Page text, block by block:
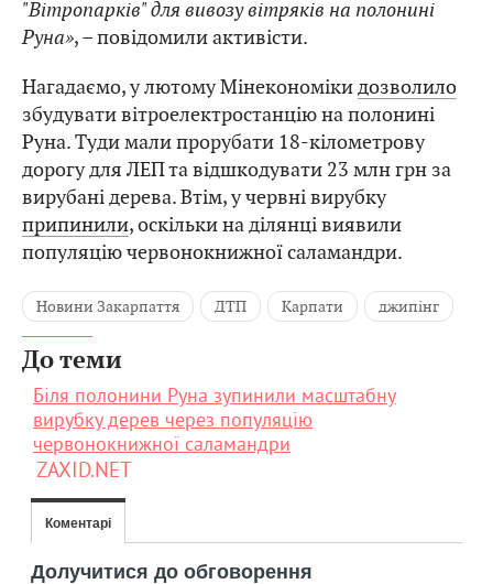
"Вітропарків" для вивозу вітряків на полонині
Руна», – повідомили активісти.
Нагадаємо, у лютому Мінекономікидозволило
збудувати вітроелектростанцію на полонині
Руна. Туди мали прорубати 18-кілометрову
дорогу для ЛЕП та відшкодувати 23 млн грн за
вирубані дерева. Втім, у червні вирубку
припинили, оскільки на ділянці виявили
популяцію червонокнижної саламандри.
Новини Закарпаття ДТП Карпати джипінг
До теми
Біля полонини Руна зупинили масштабну
вирубку дерев через популяцію
червонокнижної саламандри
ZAXID.NET